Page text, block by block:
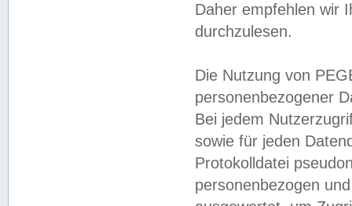
Daher empfehlen wir
durchzulesen.
Die Nutzung von
personenbezogener
Bei jedem
sowie für jeden
Protokolldatei
personenbezogen